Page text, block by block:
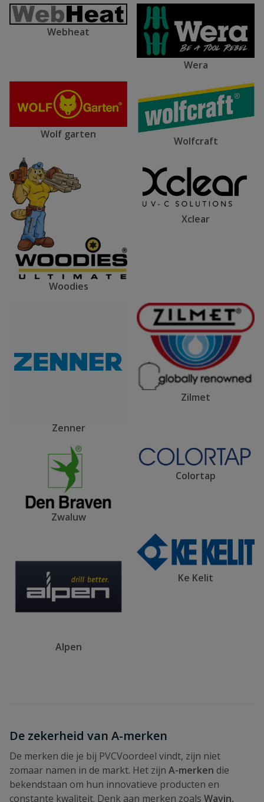
Webheat
Wera
Wolf garten
Wolfcraft
Woodies
Xclear
Zenner
Zilmet
Zwaluw
Colortap
Alpen
Ke Kelit
De zekerheid van A-merken
De merken die je bij PVCVoordeel vindt, zijn niet
zomaar namen in de markt. Het zijn A-merken die
bekendstaan om hun innovatieve producten en
constante kwaliteit. Denk aan merken zoals Wavin,